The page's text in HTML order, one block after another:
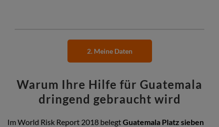
2. Meine Daten
Warum Ihre Hilfe für Guatemala
dringend gebraucht wird
Im World Risk Report 2018 belegtGuatemala Platz sieben